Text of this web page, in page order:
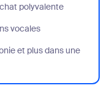
polyvalente
de chat polyvalente
vocalesvocales
et plus dans une
et plus dans une